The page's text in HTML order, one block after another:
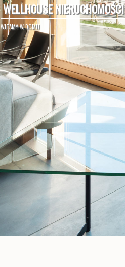
WELLHOUSENIERUCHOMOŚCI
WITAMY W DOMU